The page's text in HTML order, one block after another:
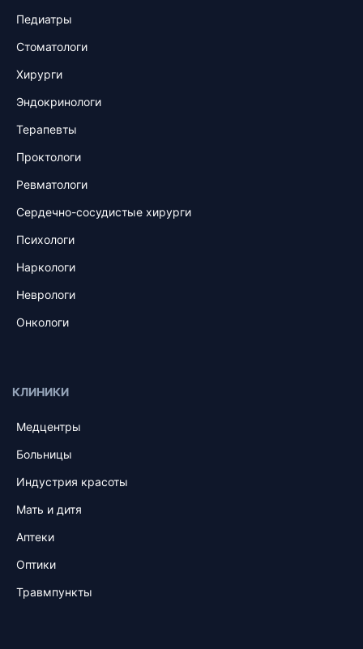
Педиатры
Стоматологи
Хирурги
Эндокринологи
Терапевты
Проктологи
Ревматологи
Сердечно-сосудистые хирурги
Психологи
Наркологи
Неврологи
Онкологи
КЛИНИКИ
Медцентры
Больницы
Индустрия красоты
Мать и дитя
Аптеки
Оптики
Травмпункты